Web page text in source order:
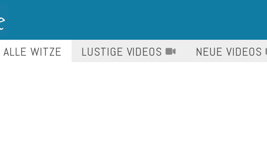
ALLE WITZE LUSTIGE VIDEOS NEUE VIDEOS